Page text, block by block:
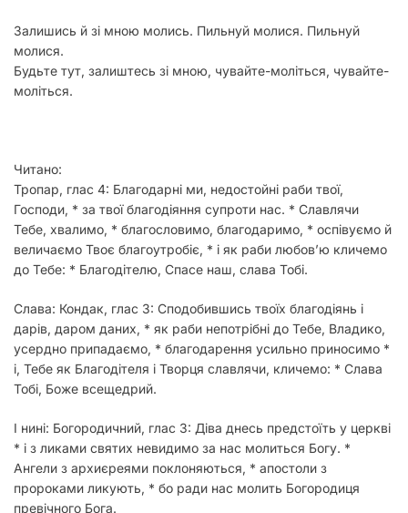
Залишись й зі мною молись. Пильнуй молися. Пильнуй
молися.
Будьте тут, залиштесь зі мною, чувайте-моліться, чувайте-
моліться.
Читано:
Тропар, глас 4: Благодарні ми, недостойні раби твої,
Господи, * за твої благодіяння супроти нас. * Славлячи
Тебе, хвалимо, * благословимо, благодаримо, * оспівуємо й
величаємо Твоє благоутробіє, * і як раби любов’ю кличемо
до Тебе: * Благодітелю, Спасе наш, слава Тобі.
Слава: Кондак, глас 3: Сподобившись твоїх благодіянь і
дарів, даром даних, * як раби непотрібні до Тебе, Владико,
усердно припадаємо, * благодарення усильно приносимо *
і, Тебе як Благодітеля і Творця славлячи, кличемо: * Слава
Тобі, Боже всещедрий.
І нині: Богородичний, глас 3: Діва днесь предстоїть у церкві
* і з ликами святих невидимо за нас молиться Богу. *
Ангели з архиєреями поклоняються, * апостоли з
пророками ликують, * бо ради нас молить Богородиця
превічного Бога.